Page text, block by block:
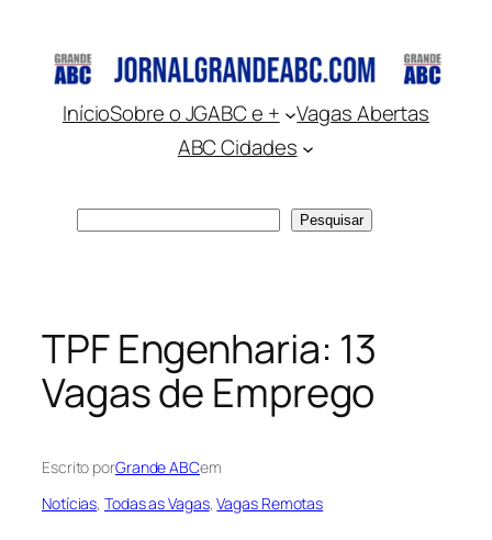
conteúdo
InícioSobre o JGABC e +
Vagas Abertas
ABC Cidades
Pesquisar
TPF Engenharia: 13
Vagas de Emprego
Escrito porGrande ABCem
Notícias, Todas as Vagas, Vagas Remotas